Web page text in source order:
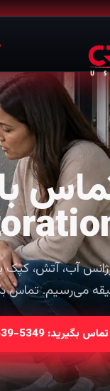
می‌رسیم. تماس
تماس بگیرید: ⁦(408) 639-5349⁩